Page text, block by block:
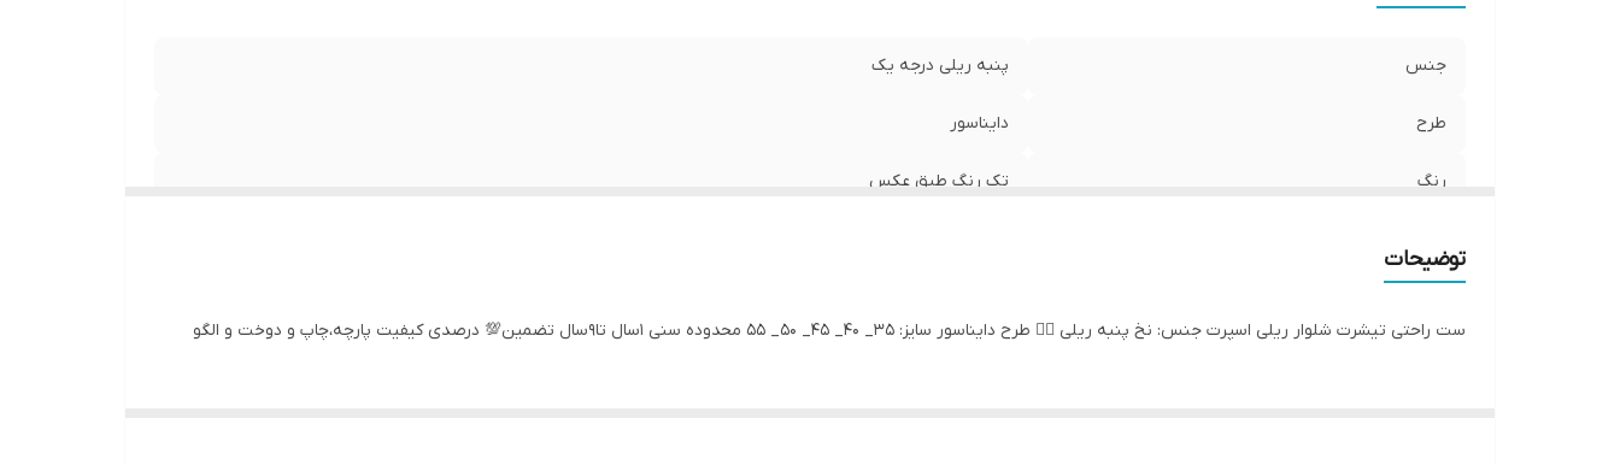
جنس پنبه ریلی درجه یک
طرح دایناسور
رنگ تک رنگ طبق عکس
توضیحات
ست راحتی تیشرت شلوار ریلی اسپرت جنس: نخ پنبه ریلی 👌🏻 طرح دایناسور سایز: ۳۵_ ۴۰_ ۴۵_ ۵۰_ ۵۵ محدوده سنی ۱سال تا۹سال تضمین💯 درصدی کیفیت پارچه،چاپ و دوخت و الگو